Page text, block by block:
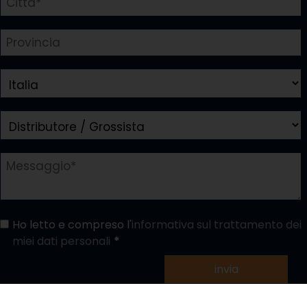
Ho letto e compreso l'informativa sul trattamento dei
miei dati personali
invia